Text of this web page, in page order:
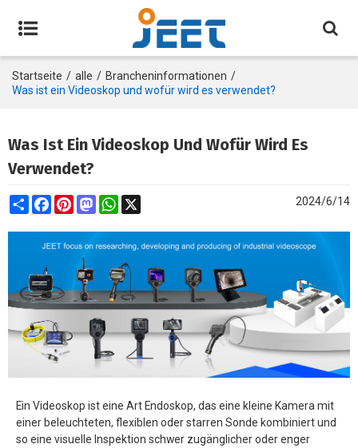
Startseite / alle / Brancheninformationen /
Was ist ein Videoskop und wofür wird es verwendet?
Was Ist Ein Videoskop Und Wofür Wird Es
Verwendet?
ShareFacebookPinterestMastodonWhatsApp 2024/6/14
Ein Videoskop ist eine Art Endoskop, das eine kleine Kamera mit
einer beleuchteten, flexiblen oder starren Sonde kombiniert und
so eine visuelle Inspektion schwer zugänglicher oder enger